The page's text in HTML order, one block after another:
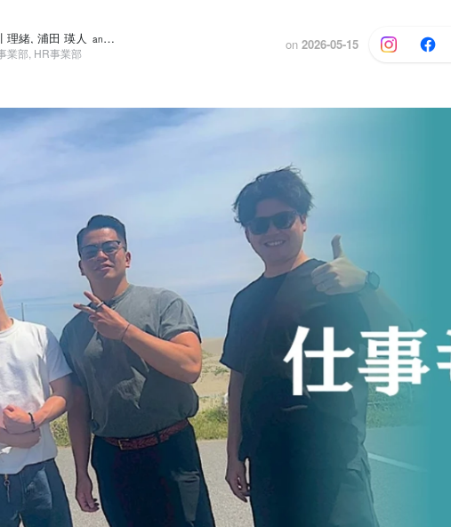
理緒, 浦田 瑛人 and 5 others
業部, HR事業部
on 2026-05-15